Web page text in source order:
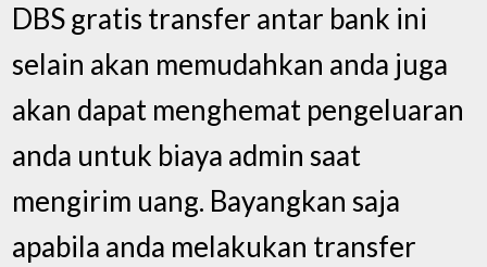
DBS gratis transfer antar bank ini
selain akan memudahkan anda juga
akan dapat menghemat pengeluaran
anda untuk biaya admin saat
mengirim uang. Bayangkan saja
apabila anda melakukan transfer